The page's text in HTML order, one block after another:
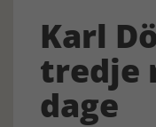
Karl
tredje
dage